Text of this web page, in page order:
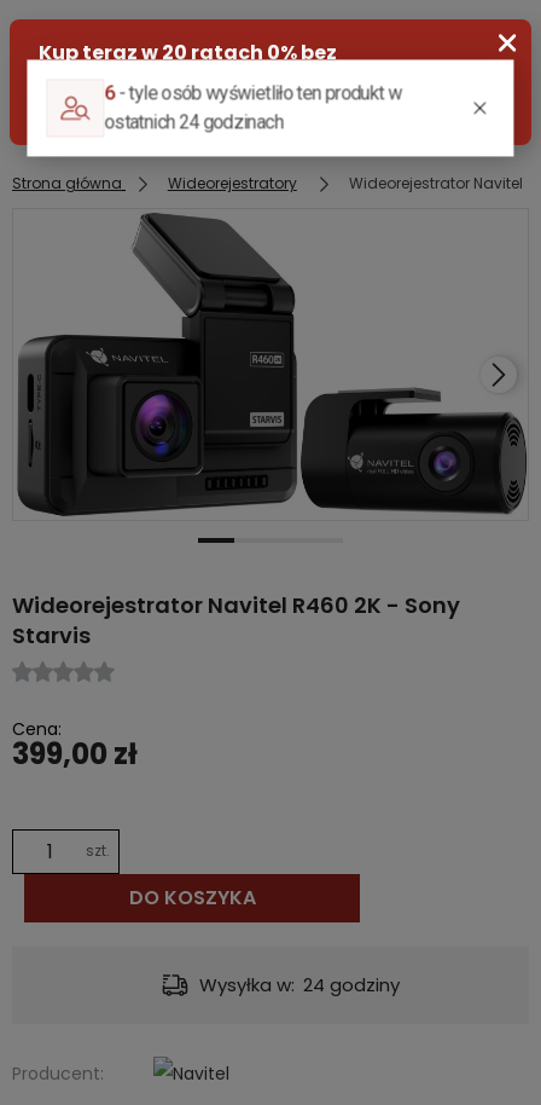
Zaloguj się
Załóż konto
Strona główna Wideorejestratory Wideorejestrator Navitel
Wideorejestrator Navitel R460 2K - Sony
Starvis
Cena:
399,00 zł
szt.
DO KOSZYKA
Dostawa: od 12,00 zł- InPost Paczkomat® 24/7
Producent: